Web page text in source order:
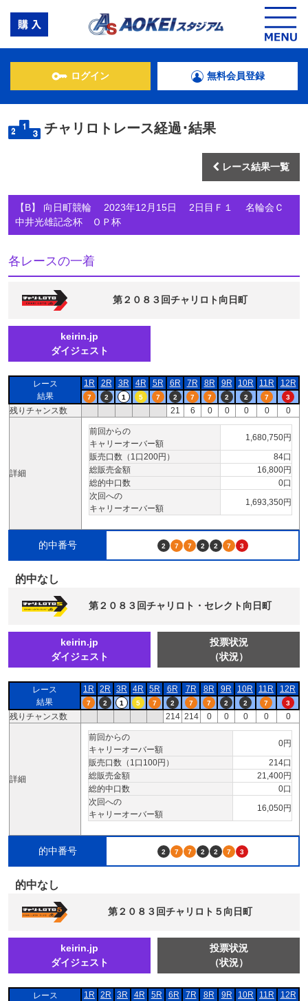
ログイン 無料会員登録
チャリロトレース経過･結果
レース結果一覧
【B】 向日町競輪 2023年12月15日 2日目Ｆ１ 名輪会Ｃ
中井光雄記念杯 ＯＰ杯
各レースの一着
第２０８３回チャリロト向日町
keirin.jp
ダイジェスト
レース
結果
1R 2R 3R 4R 5R 6R 7R 8R 9R 10R 11R 12R
7 2 1 5 7 2 7 7 2 2 7 3
残りチャンス数 21 6 0 0 0 0 0
詳細
前回からの
キャリーオーバー額
1,680,750円
販売口数（1口200円）
84口
総販売金額
16,800円
総的中口数
0口
次回への
キャリーオーバー額
1,693,350円
的中番号 2 7 7 2 2 7 3
的中なし
第２０８３回チャリロト・セレクト向日町
keirin.jp
ダイジェスト
投票状況
（状況）
レース
結果
1R 2R 3R 4R 5R 6R 7R 8R 9R 10R 11R 12R
7 2 1 5 7 2 7 7 2 2 7 3
残りチャンス数 214 214 0 0 0 0 0
詳細
前回からの
キャリーオーバー額
0円
販売口数（1口100円）
214口
総販売金額
21,400円
総的中口数
0口
次回への
キャリーオーバー額
16,050円
的中番号 2 7 7 2 2 7 3
的中なし
第２０８３回チャリロト５向日町
keirin.jp
ダイジェスト
投票状況
（状況）
レース
1R 2R 3R 4R 5R 6R 7R 8R 9R 10R 11R 12R